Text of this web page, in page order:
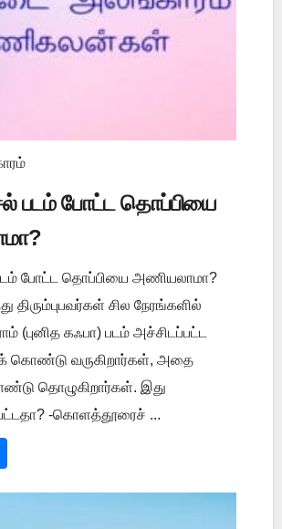
படம் போட்ட தொப்பியை
போட்ட தொப்பியை அணியலாமா?
திரும்புபவர்கள் சில நேரங்களில்
(புனித கஃபா) படம் அச்சிடப்பட்ட
கொண்டு வருகிறார்கள், அதை
தொழுகிறார்கள். இது
-கொளத்தூரைச் ...